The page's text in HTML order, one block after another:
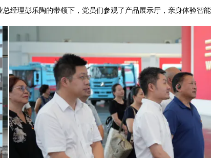
经理彭乐陶的带领下，党员们参观了产品展示厅，亲身体验智